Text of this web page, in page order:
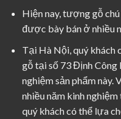
Hiện nay, tượng gỗ
được bày bán ở nhiều
Tại Hà Nội, quý khách
gỗ tại số 73 Định
nghiệm sản phẩm này.
nhiều năm kinh
quý khách có thể lựa